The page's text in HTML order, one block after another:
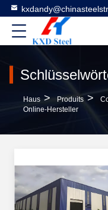
Haus > Produits >
Online-Hersteller